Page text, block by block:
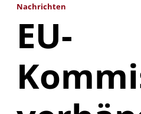
Nachrichten
EU-